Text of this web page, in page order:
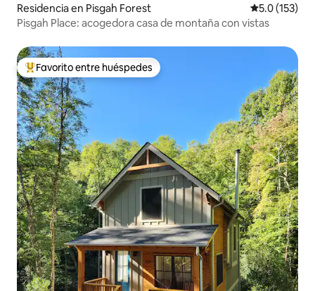
Residencia en Pisgah Forest Calificación
5.0 (153)
Pisgah Place: acogedora casa de montaña con vistas
De los mejores en Favorito entre huéspedes
Favorito entre huéspedes